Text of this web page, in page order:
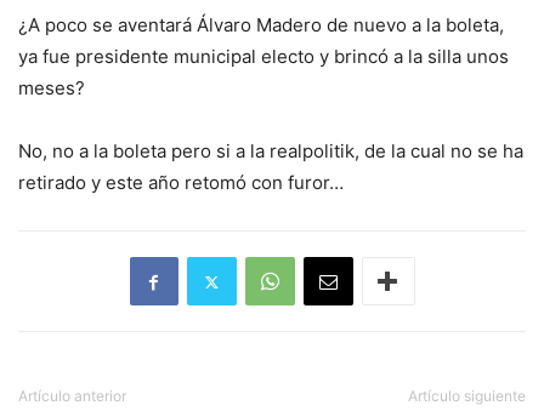
¿A poco se aventará Álvaro Madero de nuevo a la boleta,
ya fue presidente municipal electo y brincó a la silla unos
meses?
No, no a la boleta pero si a la realpolitik, de la cual no se ha
retirado y este año retomó con furor…
Artículo anterior Artículo siguiente